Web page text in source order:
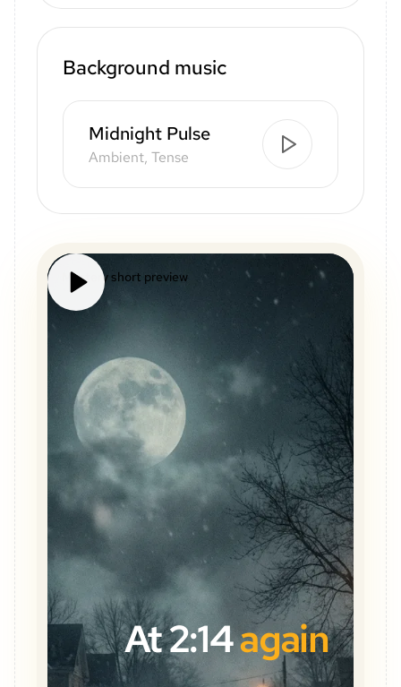
Background music
Midnight Pulse
Ambient, Tense
Mystery short preview
At 2:14again